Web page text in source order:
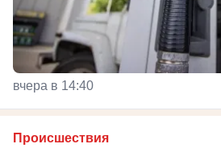
вчера в 14:40
Происшествия